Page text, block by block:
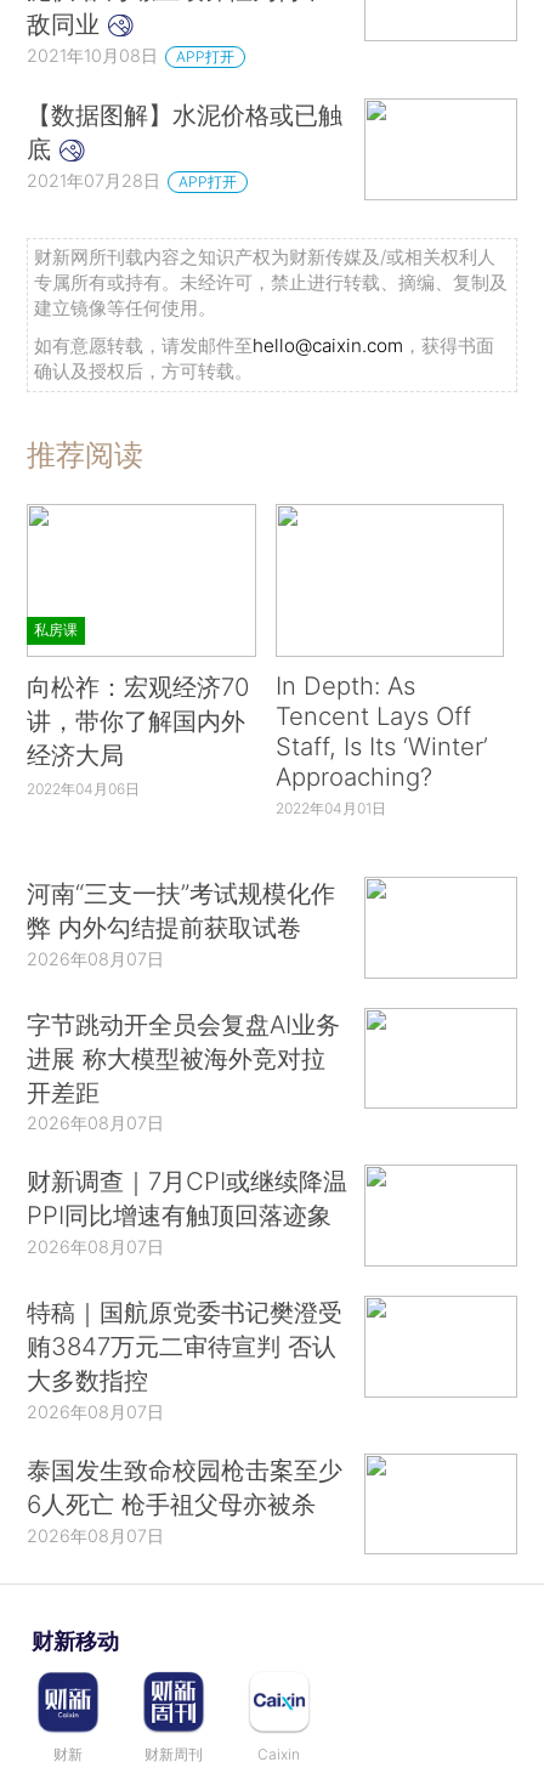
敌同业
2021年10月08日 APP打开
【数据图解】水泥价格或已触
底
2021年07月28日 APP打开
财新网所刊载内容之知识产权为财新传媒及/或相关权利人
专属所有或持有。未经许可，禁止进行转载、摘编、复制及
建立镜像等任何使用。
如有意愿转载，请发邮件至hello@caixin.com ，获得书面
确认及授权后，方可转载。
推荐阅读
私房课
向松祚：宏观经济70
讲，带你了解国内外
经济大局
2022年04月06日
In Depth: As
Tencent Lays Off
Staff, Is Its ‘Winter’
Approaching?
2022年04月01日
河南“三支一扶”考试规模化作
弊 内外勾结提前获取试卷
2026年08月07日
字节跳动开全员会复盘AI业务
进展 称大模型被海外竞对拉
开差距
2026年08月07日
财新调查｜7月CPI或继续降温
PPI同比增速有触顶回落迹象
2026年08月07日
特稿｜国航原党委书记樊澄受
贿3847万元二审待宣判 否认
大多数指控
2026年08月07日
泰国发生致命校园枪击案至少
6人死亡 枪手祖父母亦被杀
2026年08月07日
财新移动
财新 财新周刊 Caixin